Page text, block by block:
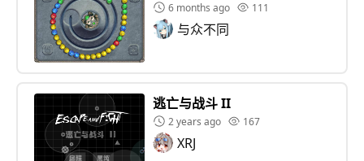
6 months ago 111
与众不同
逃亡与战斗 II
2 years ago 167
XRJ